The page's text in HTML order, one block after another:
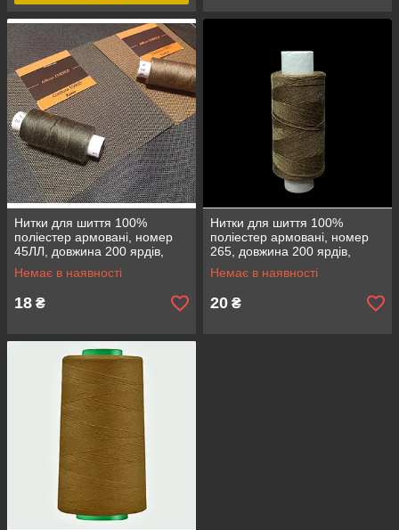
Нитки для шиття 100%
поліестер армовані, номер
45ЛЛ, довжина 200 ярдів,
колір хакі
Немає в наявності
18 ₴
Нитки для шиття 100%
поліестер армовані, номер
265, довжина 200 ярдів,
койот
Немає в наявності
20 ₴